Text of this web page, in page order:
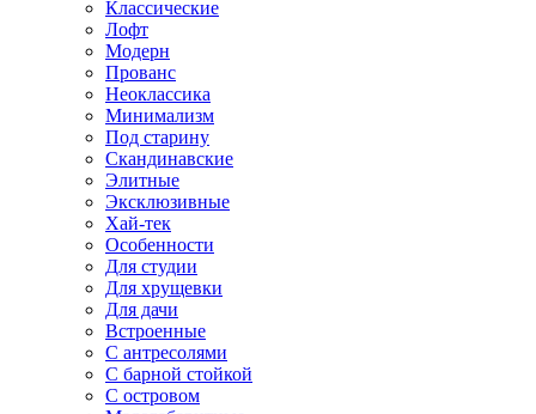
Классические
Лофт
Модерн
Прованс
Неоклассика
Минимализм
Под старину
Скандинавские
Элитные
Эксклюзивные
Хай-тек
Особенности
Для студии
Для хрущевки
Для дачи
Встроенные
С антресолями
С барной стойкой
С островом